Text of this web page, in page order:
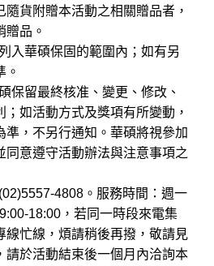
貨附贈本活動之相關贈品者，
贈品。
入華碩保固的範圍內；如有另
。
保留最終核准、變更、修改、
如活動方式及獎項有所變動，
準，不另行通知。華碩將視參加
同意遵守活動辦法與注意事項之
4808。服務時間：週一
18:00，若同一時段來電集
線忙線，煩請稍後再撥，敬請見
請於活動結束後一個月內洽詢本